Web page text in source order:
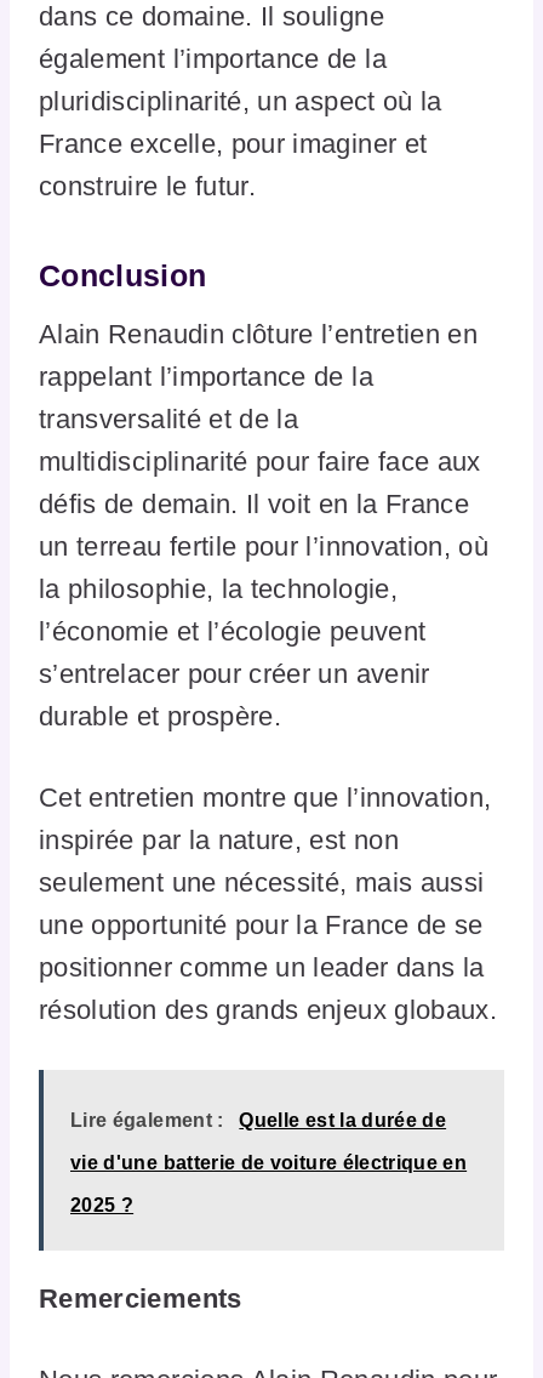
dans ce domaine. Il souligne
également l’importance de la
pluridisciplinarité, un aspect où la
France excelle, pour imaginer et
construire le futur.
Conclusion
Alain Renaudin clôture l’entretien en
rappelant l’importance de la
transversalité et de la
multidisciplinarité pour faire face aux
défis de demain. Il voit en la France
un terreau fertile pour l’innovation, où
la philosophie, la technologie,
l’économie et l’écologie peuvent
s’entrelacer pour créer un avenir
durable et prospère.
Cet entretien montre que l’innovation,
inspirée par la nature, est non
seulement une nécessité, mais aussi
une opportunité pour la France de se
positionner comme un leader dans la
résolution des grands enjeux globaux.
Lire également : Quelle est la durée de
vie d'une batterie de voiture électrique en
2025 ?
Remerciements